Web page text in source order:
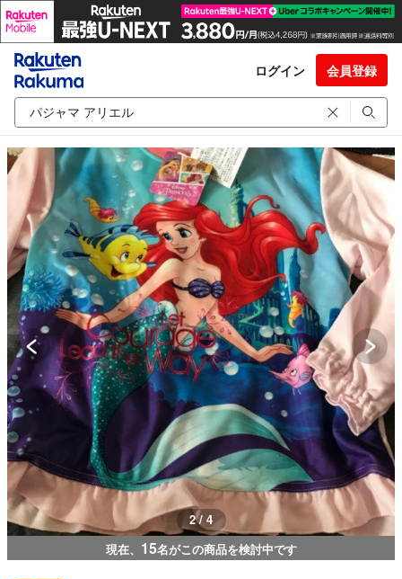
ログイン 会員登録
2 / 4
現在、 15名がこの商品を検討中です